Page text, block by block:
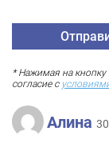
* Нажимая на кнопку
согласие с
Алина